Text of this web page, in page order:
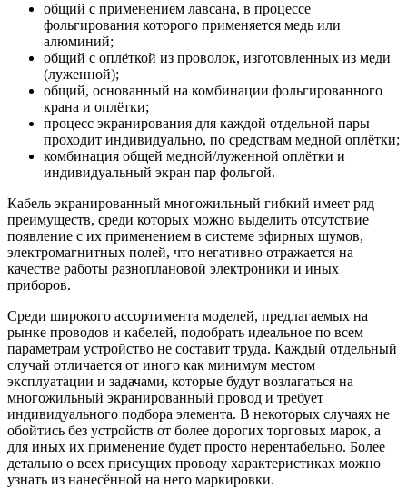
общий с применением лавсана, в процессе
фольгирования которого применяется медь или
алюминий;
общий с оплёткой из проволок, изготовленных из меди
(луженной);
общий, основанный на комбинации фольгированного
крана и оплётки;
процесс экранирования для каждой отдельной пары
проходит индивидуально, по средствам медной оплётки;
комбинация общей медной/луженной оплётки и
индивидуальный экран пар фольгой.
Кабель экранированный многожильный гибкий имеет ряд
преимуществ, среди которых можно выделить отсутствие
появление с их применением в системе эфирных шумов,
электромагнитных полей, что негативно отражается на
качестве работы разноплановой электроники и иных
приборов.
Среди широкого ассортимента моделей, предлагаемых на
рынке проводов и кабелей, подобрать идеальное по всем
параметрам устройство не составит труда. Каждый отдельный
случай отличается от иного как минимум местом
эксплуатации и задачами, которые будут возлагаться на
многожильный экранированный провод и требует
индивидуального подбора элемента. В некоторых случаях не
обойтись без устройств от более дорогих торговых марок, а
для иных их применение будет просто нерентабельно. Более
детально о всех присущих проводу характеристиках можно
узнать из нанесённой на него маркировки.